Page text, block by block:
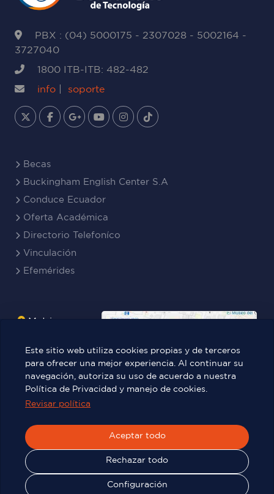
PBX : (04) 5000175 - 2307028 - 5002164 -
3727040
1800 ITB-ITB: 482-482
info
soporte
Becas
Buckingham English Center S.A
Conduce Ecuador
Oferta Académica
Directorio Telefoníco
Vinculación
Efemérides
Matriz
Rocafuerte
Teresa
Benites Ayala
Carbo.
Este sitio web utiliza cookies propias y de terceros
para ofrecer una mejor experiencia. Al continuar su
navegación, autoriza su uso de acuerdo a nuestra
Política de Privacidad y manejo de cookies.
Revisar política
Aceptar todo
Rechazar todo
Configuración